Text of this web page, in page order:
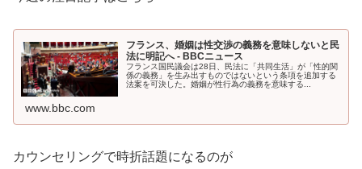
フランス、婚姻は性交渉の義務を意味しないと民
法に明記へ - BBCニュース
フランス国民議会は28日、民法に「共同生活」が「性的関
係の義務」を生み出すものではないという条項を追加する
法案を可決した。婚姻が性行為の義務を意味する...
www.bbc.com
カウンセリングで時折話題になるのが